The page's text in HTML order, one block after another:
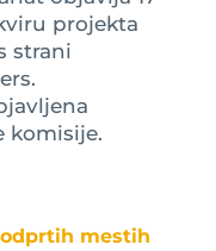
projekta
strani
komisije.
mestih